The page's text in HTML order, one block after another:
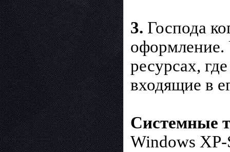
3. Господа
оформление.
ресурсах,
входящие в
Системные
Windows